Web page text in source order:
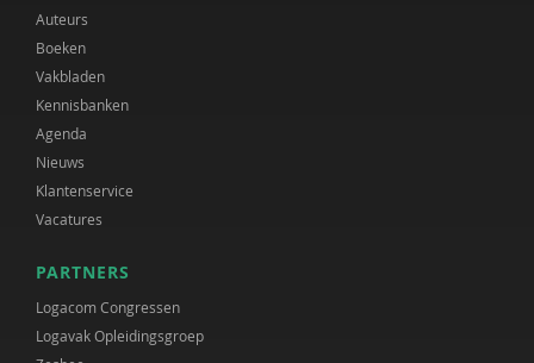
Auteurs
Boeken
Vakbladen
Kennisbanken
Agenda
Nieuws
Klantenservice
Vacatures
PARTNERS
Logacom Congressen
Logavak Opleidingsgroep